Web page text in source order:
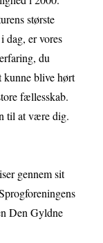
største
dag, er vores
du
blive hørt
fællesskab.
til at være dig.
gennem sit
Den Gyldne